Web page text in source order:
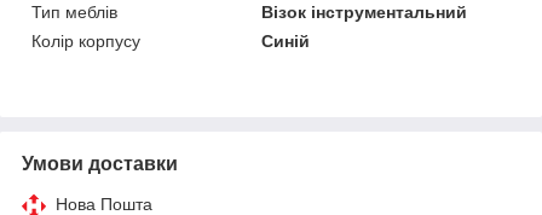
Тип меблів
Візок інструментальний
Колір корпусу
Синій
Умови доставки
Нова Пошта